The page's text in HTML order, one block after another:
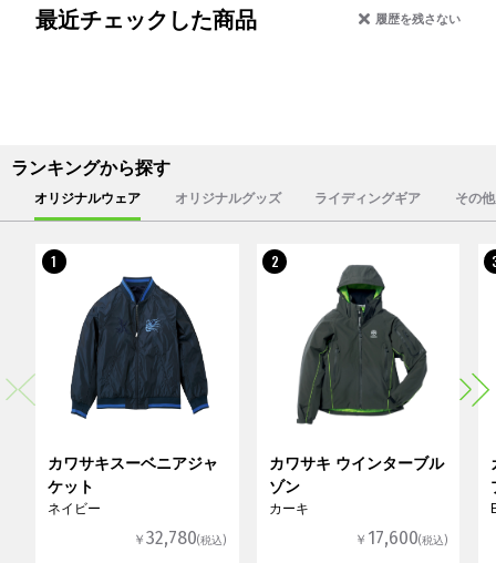
最近チェックした商品 履歴を残さない
ランキングから探す
オリジナルウェア オリジナルグッズ ライディングギア その
1
カワサキスーベニアジャ
ケット
ネイビー
￥32,780(税込)
2
カワサキ ウインターブル
ゾン
カーキ
￥ 17,600(税込)